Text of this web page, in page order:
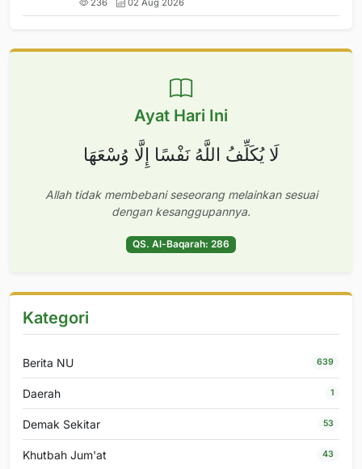
236 02 Aug 2026
Ayat Hari Ini
لَا يُكَلِّفُ اللَّهُ نَفْسًا إِلَّا وُسْعَهَا
Allah tidak membebani seseorang melainkan sesuai
dengan kesanggupannya.
QS. Al-Baqarah: 286
Kategori
Berita NU 639
Daerah 1
Demak Sekitar 53
Khutbah Jum'at 43